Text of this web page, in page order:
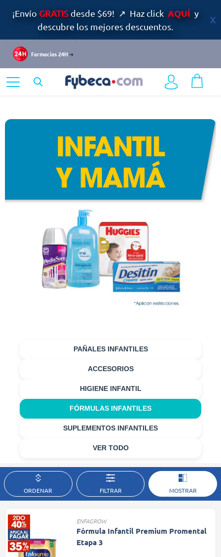
¡Envío GRATISdesde $69! ↗ Haz click AQUÍ y
descubre los mejores descuentos.
Farmacias 24H
Fórmulas Infantiles
PAÑALES INFANTILES
ACCESORIOS
HIGIENE INFANTIL
FÓRMULAS INFANTILES
SUPLEMENTOS INFANTILES
VER TODO
ORDENAR FILTRAR MOSTRAR
ENFAGROW
Fórmula Infantil Premium Promental
Etapa 3